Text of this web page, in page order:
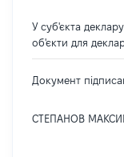
У суб'єкта
об'єкти для
Документ
СТЕПАНОВ